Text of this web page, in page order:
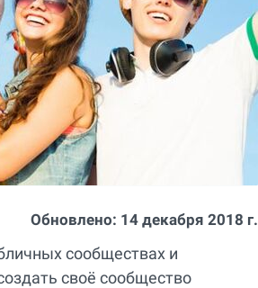
Обновлено: 14 декабря 2018 г.
сообществах и
своё сообщество